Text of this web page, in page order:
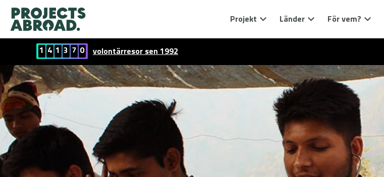
Projekt Länder För vem?
1 4 1 3 7 0 volontärresor sen 1992